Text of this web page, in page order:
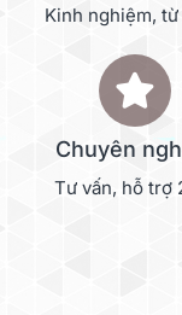
Kinh nghiệm,
Chuyên
Tư vấn, hỗ trợ